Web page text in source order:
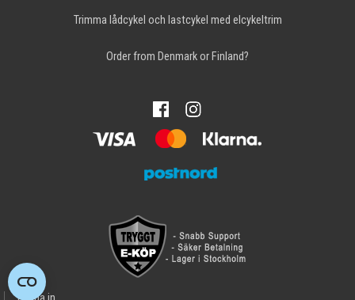
Trimma lådcykel och lastcykel med elcykeltrim
Order from Denmark or Finland?